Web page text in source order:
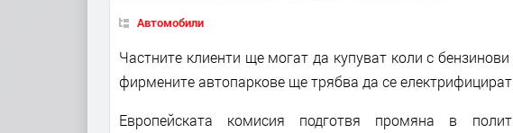
Автомобили
Частните клиенти ще могат да купуват коли с
фирмените автопаркове ще трябва да се
Европейската комисия подготвя промяна в